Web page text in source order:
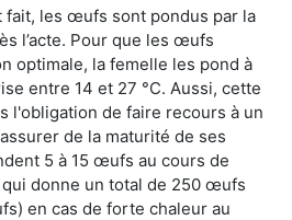
fait, les œufs sont pondus par la
l’acte. Pour que les œufs
optimale, la femelle les pond à
entre 14 et 27 °C. Aussi, cette
l'obligation de faire recours à un
de la maturité de ses
5 à 15 œufs au cours de
donne un total de 250 œufs
en cas de forte chaleur au